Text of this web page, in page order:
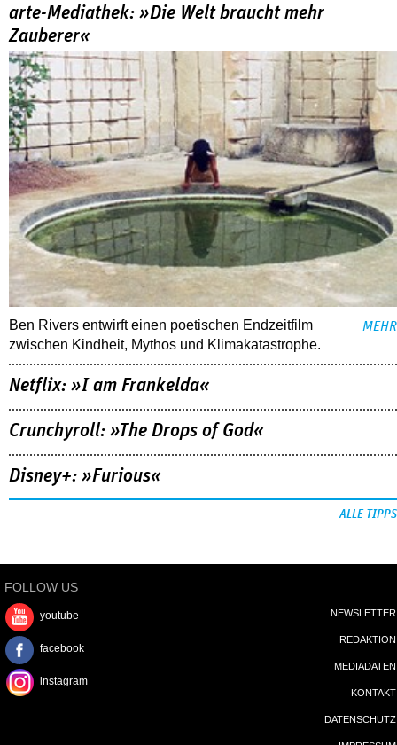
arte-Mediathek: »Die Welt braucht mehr
Zauberer«
Ben Rivers entwirft einen poetischen Endzeitfilm
zwischen Kindheit, Mythos und Klimakatastrophe.
MEHR
Netflix: »I am Frankelda«
Crunchyroll: »The Drops of God«
Disney+: »Furious«
ALLE TIPPS
FOLLOW US
youtube
facebook
instagram
NEWSLETTER
REDAKTION
MEDIADATEN
KONTAKT
DATENSCHUTZ